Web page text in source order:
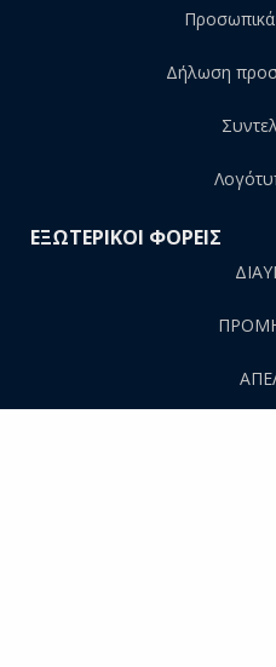
Δήλωση
ΕΞΩΤΕΡΙΚΟΙ ΦΟΡΕΙΣ